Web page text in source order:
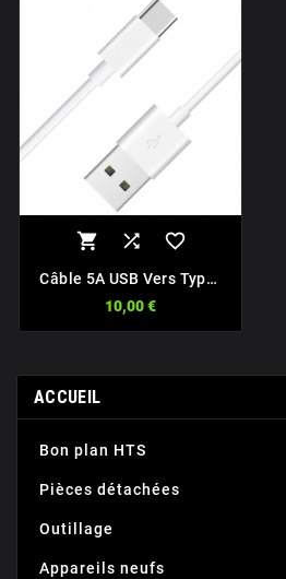
  
Câble 5A USB Vers Type-
10,00 €
ACCUEIL
Bon plan HTS
Pièces détachées
Outillage
Appareils neufs